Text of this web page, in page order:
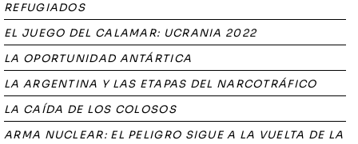
REFUGIADOS
EL JUEGO DEL CALAMAR: UCRANIA 2022
LA OPORTUNIDAD ANTÁRTICA
LA ARGENTINA Y LAS ETAPAS DEL NARCOTRÁFICO
LA CAÍDA DE LOS COLOSOS
ARMA NUCLEAR: EL PELIGRO SIGUE A LA VUELTA DE LA